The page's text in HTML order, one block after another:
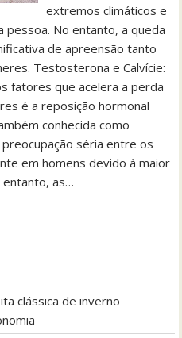
extremos climáticos e
pessoa. No entanto, a queda
de apreensão tanto
Testosterona e Calvície:
fatores que acelera a perda
é a reposição hormonal
conhecida como
séria entre os
em homens devido à maior
as…
clássica de inverno